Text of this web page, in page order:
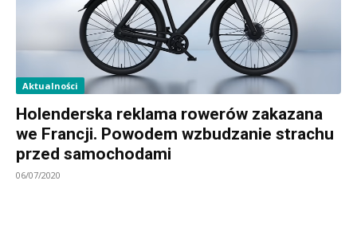
Aktualności
Holenderska reklama rowerów zakazana
we Francji. Powodem wzbudzanie strachu
przed samochodami
06/07/2020